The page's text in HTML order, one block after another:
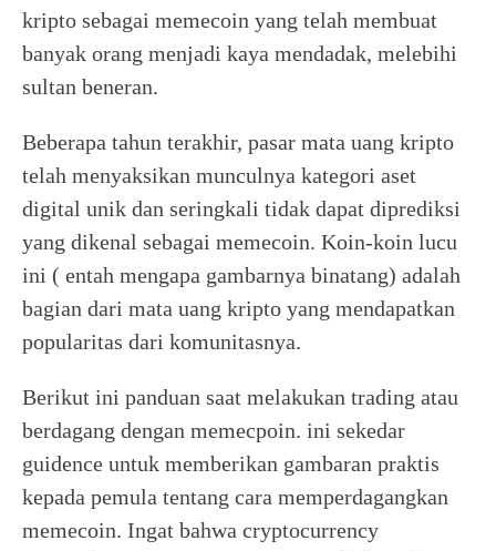
kripto sebagai memecoin yang telah membuat
banyak orang menjadi kaya mendadak, melebihi
sultan beneran.
Beberapa tahun terakhir, pasar mata uang kripto
telah menyaksikan munculnya kategori aset
digital unik dan seringkali tidak dapat diprediksi
yang dikenal sebagai memecoin. Koin-koin lucu
ini ( entah mengapa gambarnya binatang) adalah
bagian dari mata uang kripto yang mendapatkan
popularitas dari komunitasnya.
Berikut ini panduan saat melakukan trading atau
berdagang dengan memecpoin. ini sekedar
guidence untuk memberikan gambaran praktis
kepada pemula tentang cara memperdagangkan
memecoin. Ingat bahwa cryptocurrency